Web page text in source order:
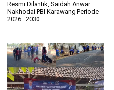
Resmi Dilantik, Saidah Anwar
Nakhodai PBI Karawang Periode
2026–2030